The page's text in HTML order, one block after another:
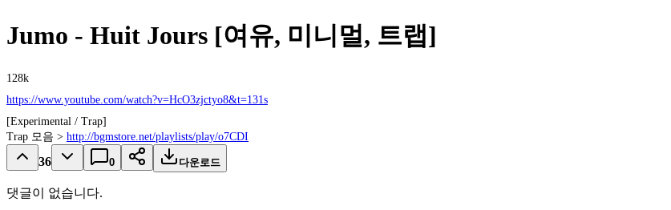
Jumo - Huit Jours [여유, 미니멀, 트랩]
128k
https://www.youtube.com/watch?v=HcO3zjctyo8&t=131s
[Experimental / Trap]
Trap 모음 > http://bgmstore.net/playlists/play/o7CDI
36 0 다운로드
댓글이 없습니다.